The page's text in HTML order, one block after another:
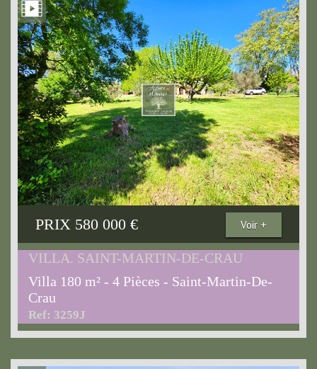
PRIX 580 000 € Voir +
VILLA. SAINT-MARTIN-DE-CRAU
Villa 180 m² - 4 Pièces - Saint-Martin-De-
Crau
Ref: 3259J